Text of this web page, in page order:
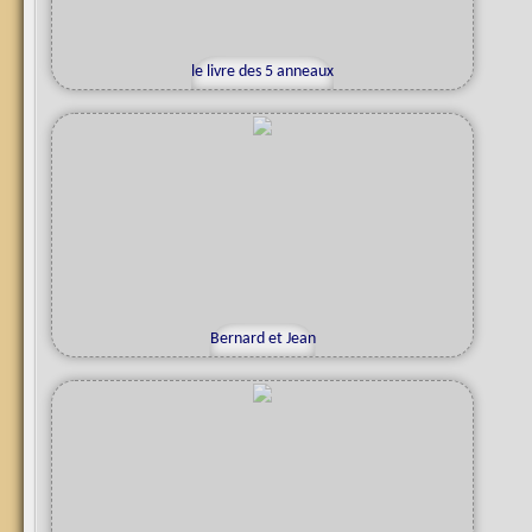
le livre des 5 anneaux
M
a
n
f
r
ed
Bernard et Jean
h